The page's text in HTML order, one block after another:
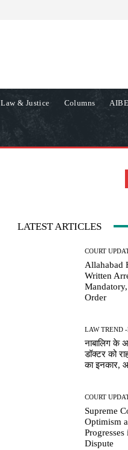
Law & Justice Columns AIBE
LATEST ARTICLES
COURT
Allahabad
Written
Order
LAW TREND
नाबालिग के
डॉक्टर को
का इनकार,
COURT
Supreme
Optimism
Dispute